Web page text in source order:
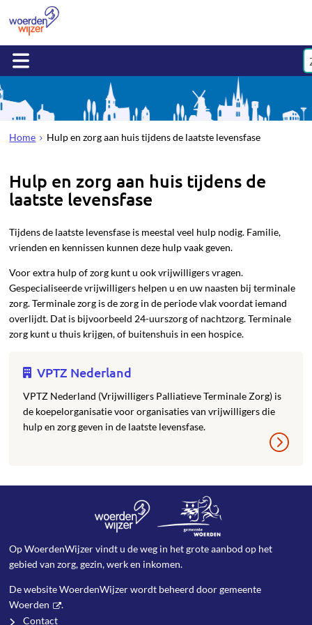
Home Hulp en zorg aan huis tijdens de laatste levensfase
Hulp en zorg aan huis tijdens de
laatste levensfase
Tijdens de laatste levensfase is meestal veel hulp nodig. Familie,
vrienden en kennissen kunnen deze hulp vaak geven.
Voor extra hulp of zorg kunt u ook vrijwilligers vragen.
Gespecialiseerde vrijwilligers helpen u en uw naasten bij terminale
zorg. Terminale zorg is de zorg in de periode vlak voordat iemand
overlijdt. Dat is bijvoorbeeld 24-uurszorg of nachtzorg. Terminale
zorg kunt u thuis krijgen, of buitenshuis in een hospice.
VPTZ Nederland
VPTZ Nederland (Vrijwilligers Palliatieve Terminale Zorg) is
de koepelorganisatie voor organisaties van vrijwilligers die
hulp en zorg geven in de laatste levensfase.
Op WoerdenWijzer vindt u de weg in het grote aanbod op het
gebied van zorg, gezin, werk en inkomen.
De website WoerdenWijzer wordt beheerd doorgemeente
Woerden
.
Contact